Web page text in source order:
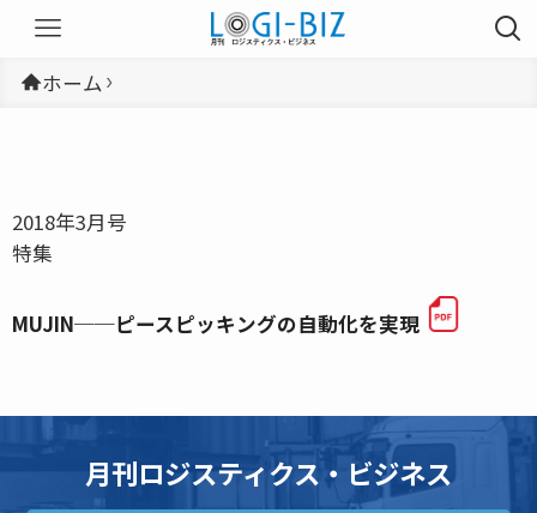
ホーム
2018年3月号
特集
MUJIN──ピースピッキングの自動化を実現
月刊ロジスティクス・ビジネス